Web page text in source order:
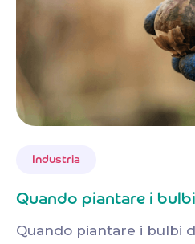
Industria
Quando piantare i
Quando piantare i bulbi